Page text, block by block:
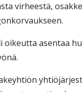
virheestä,
oikeutta asentaa